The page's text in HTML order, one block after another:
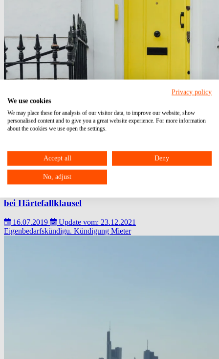
bei Härtefallklausel
16.07.2019
Update vom: 23.12.2021
Eigenbedarfskündigu. Kündigung Mieter
Privacy policy
We use cookies
We may place these for analysis of our visitor data, to improve our website, show
personalised content and to give you a great website experience. For more information
about the cookies we use open the settings.
Accept all Deny
No, adjust